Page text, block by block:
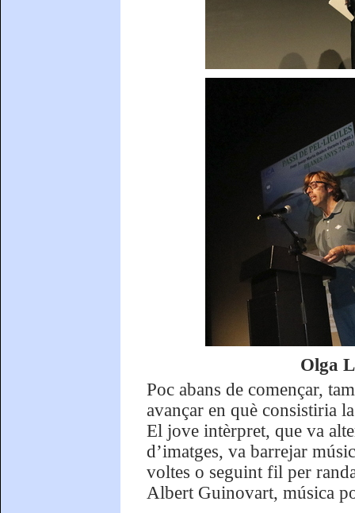
Olga
Poc abans de començar,
avançar en què consistiria
El jove intèrpret, que va
d’imatges, va barrejar
voltes o seguint fil per
Albert Guinovart, música